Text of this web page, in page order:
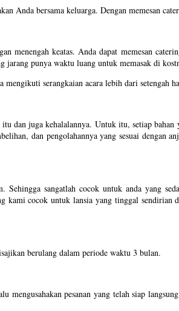
Anda bersama keluarga. Dengan memesan
keatas. Anda dapat memesan
jarang punya waktu luang untuk memasak di
mengikuti serangkaian acara lebih dari setengah
dan juga kehalalannya. Untuk itu, setiap
dan pengolahannya yang sesuai dengan
sangatlah cocok untuk anda yang
kami cocok untuk lansia yang tinggal
berulang dalam periode waktu 3 bulan.
pesanan yang telah siap